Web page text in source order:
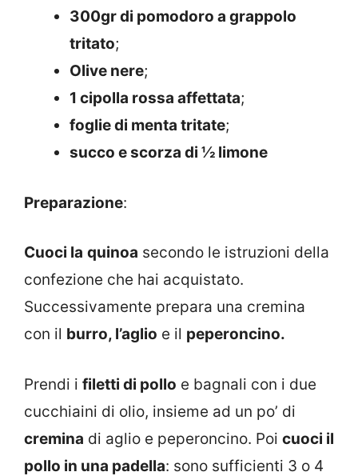
300gr di pomodoro a grappolo
tritato;
Olive nere;
1 cipolla rossa affettata;
foglie di menta tritate;
succo e scorza di ½ limone
Preparazione:
Cuoci la quinoa secondo le istruzioni della
confezione che hai acquistato.
Successivamente prepara una cremina
con il burro, l’aglio e il peperoncino.
Prendi i filetti di pollo e bagnali con i due
cucchiaini di olio, insieme ad un po’ di
cremina di aglio e peperoncino. Poi cuoci il
pollo in una padella: sono sufficienti 3 o 4